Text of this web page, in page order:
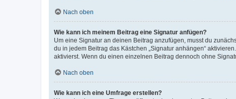
Nach oben
Wie kann ich meinem Beitrag eine Signatur anfügen?
Um eine Signatur an deinen Beitrag anzufügen, musst du
du in jedem Beitrag das Kästchen „Signatur anhängen“
aktivierst. Wenn du einen einzelnen Beitrag dennoch ohne
Nach oben
Wie kann ich eine Umfrage erstellen?